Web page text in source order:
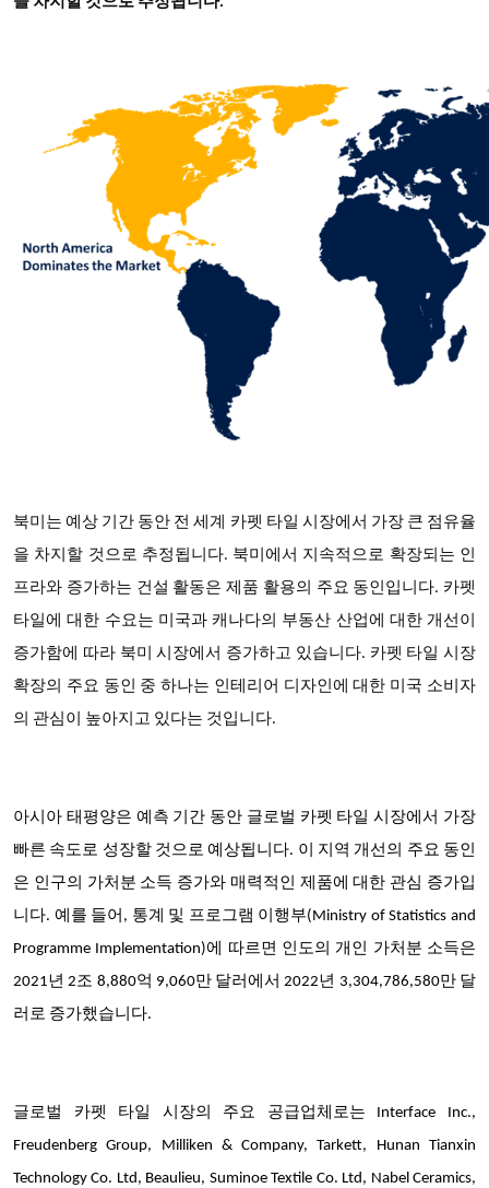
북미는 예상 기간 동안 전 세계 카펫 타일 시장에서 가장 큰 점유율
을 차지할 것으로 추정됩니다. 북미에서 지속적으로 확장되는 인
프라와 증가하는 건설 활동은 제품 활용의 주요 동인입니다. 카펫
타일에 대한 수요는 미국과 캐나다의 부동산 산업에 대한 개선이
증가함에 따라 북미 시장에서 증가하고 있습니다. 카펫 타일 시장
확장의 주요 동인 중 하나는 인테리어 디자인에 대한 미국 소비자
의 관심이 높아지고 있다는 것입니다.
아시아 태평양은 예측 기간 동안 글로벌 카펫 타일 시장에서 가장
빠른 속도로 성장할 것으로 예상됩니다. 이 지역 개선의 주요 동인
은 인구의 가처분 소득 증가와 매력적인 제품에 대한 관심 증가입
니다. 예를 들어, 통계 및 프로그램 이행부(Ministry of Statistics and
Programme Implementation)에 따르면 인도의 개인 가처분 소득은
2021년 2조 8,880억 9,060만 달러에서 2022년 3,304,786,580만 달
러로 증가했습니다.
글로벌 카펫 타일 시장의 주요 공급업체로는 Interface Inc.,
Freudenberg Group, Milliken & Company, Tarkett, Hunan Tianxin
Technology Co. Ltd, Beaulieu, Suminoe Textile Co. Ltd, Nabel Ceramics,